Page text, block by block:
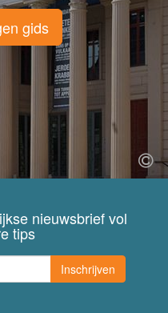
gids
nieuwsbrief vol
tips
Inschrijven